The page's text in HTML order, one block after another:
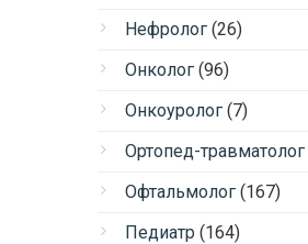
Нефролог (26)
Онколог (96)
Онкоуролог (7)
Ортопед-травматолог
Офтальмолог (167)
Педиатр (164)